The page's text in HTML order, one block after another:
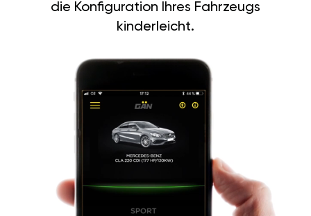
die Konfiguration Ihres Fahrzeugs
kinderleicht.